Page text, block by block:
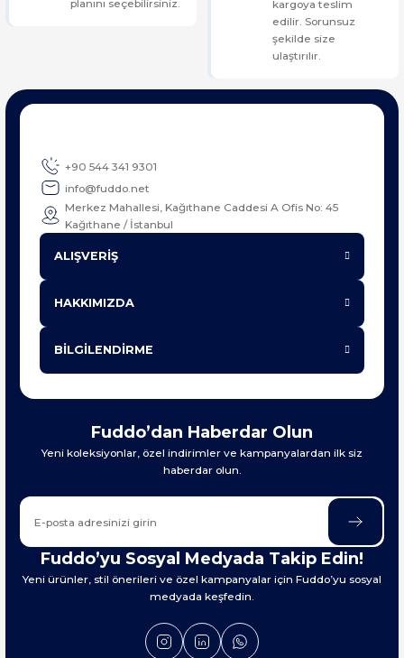
planını seçebilirsiniz.
kargoya teslim
edilir. Sorunsuz
şekilde size
ulaştırılır.
+90 544 341 9301
info@fuddo.net
Merkez Mahallesi, Kağıthane Caddesi A Ofis No: 45
Kağıthane / İstanbul
ALIŞVERİŞ
HAKKIMIZDA
BİLGİLENDİRME
Fuddo’dan Haberdar Olun
Yeni koleksiyonlar, özel indirimler ve kampanyalardan ilk siz
haberdar olun.
Fuddo’yu Sosyal Medyada Takip Edin!
Yeni ürünler, stil önerileri ve özel kampanyalar için Fuddo’yu sosyal
medyada keşfedin.